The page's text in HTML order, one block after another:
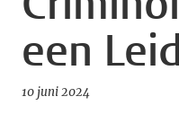
een
10 juni 2024